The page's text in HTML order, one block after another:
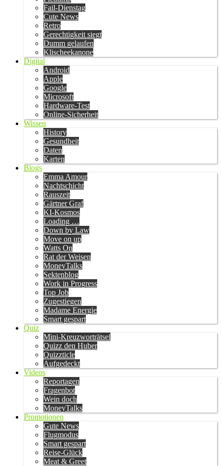
Fail-Dienstag
Cute News
Retro
Gerechtigkeit siegt
Dumm gelaufen
Klischeekanone
Digital
Android
Apple
Google
Microsoft
Hardware-Test
Online-Sicherheit
Wissen
History
Gesundheit
Daten
Karten
Blogs
Emma Amour
Nachtschicht
Rauszeit
Gärtner Graf
KI-Kosmos
Loading …
Down by Law
Move on up
Watts On
Rat der Weisen
MoneyTalks
Sektenblog
Work in Progress
Top Job
Zugestiegen
Madame Energie
Smart gespart
Quiz
Mini-Kreuzworträtsel
Quizz den Huber
Quizzticle
Aufgedeckt
Videos
Reportagen
Fragenbot
Wein doch
MoneyTalks
Promotionen
Gute News
Flugmodus
Smart gespart
Reise-Glück
Meat & Greet